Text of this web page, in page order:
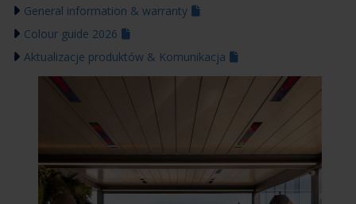
General information & warranty
Colour guide 2026
Aktualizacje produktów & Komunikacja